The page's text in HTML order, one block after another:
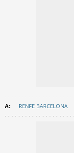
RENFE BARCELONA